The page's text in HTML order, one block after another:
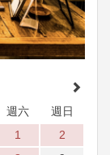
週六
週日
1
2